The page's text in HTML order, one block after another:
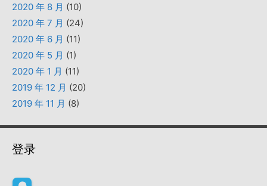
2020 年 8 月 (10)
2020 年 7 月 (24)
2020 年 6 月 (11)
2020 年 5 月 (1)
2020 年 1 月 (11)
2019 年 12 月 (20)
2019 年 11 月 (8)
登录